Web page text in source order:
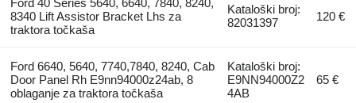
8340 Lift Assistor Bracket Lhs za
traktora točkaša
Kataloški broj:
82031397
120 €
Ford 6640, 5640, 7740,7840, 8240, Cab
Door Panel Rh E9nn94000z24ab, 8
oblaganje za traktora točkaša
Kataloški broj:
E9NN94000Z2
4AB
65 €